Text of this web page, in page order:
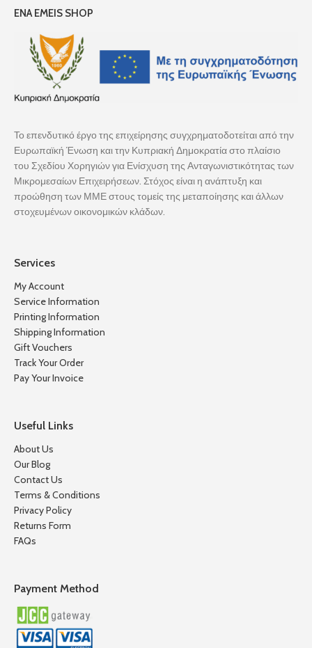
ENA EMEIS SHOP
Το επενδυτικό έργο της επιχείρησης συγχρηματοδοτείται από την
Ευρωπαϊκή Ένωση και την Κυπριακή Δημοκρατία στο πλαίσιο
του Σχεδίου Χορηγιών για Ενίσχυση της Ανταγωνιστικότητας των
Μικρομεσαίων Επιχειρήσεων. Στόχος είναι η ανάπτυξη και
προώθηση των ΜΜΕ στους τομείς της μεταποίησης και άλλων
στοχευμένων οικονομικών κλάδων.
Services
My Account
Service Information
Printing Information
Shipping Information
Gift Vouchers
Track Your Order
Pay Your Invoice
Useful Links
About Us
Our Blog
Contact Us
Terms & Conditions
Privacy Policy
Returns Form
FAQs
Payment Method